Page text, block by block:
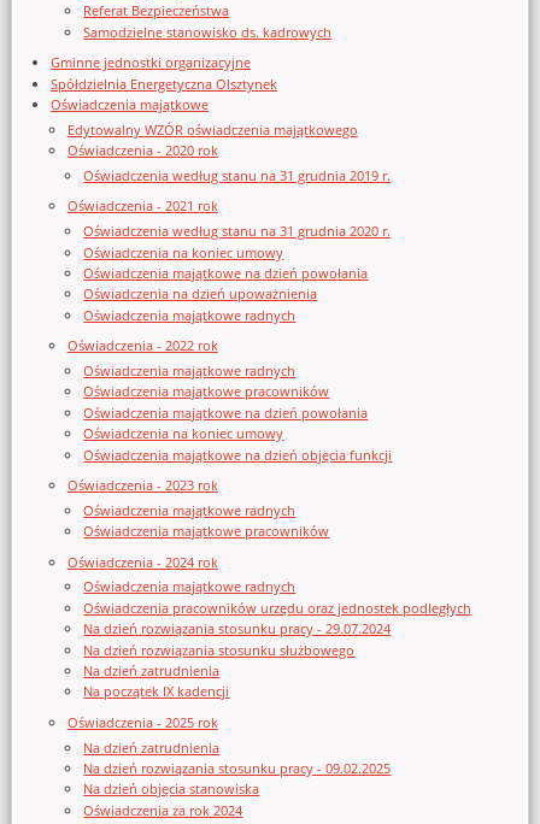
Referat Bezpieczeństwa
Samodzielne stanowisko ds. kadrowych
Gminne jednostki organizacyjne
Spółdzielnia Energetyczna Olsztynek
Oświadczenia majątkowe
Edytowalny WZÓR oświadczenia majątkowego
Oświadczenia - 2020 rok
Oświadczenia według stanu na 31 grudnia 2019 r.
Oświadczenia - 2021 rok
Oświadczenia według stanu na 31 grudnia 2020 r.
Oświadczenia na koniec umowy
Oświadczenia majątkowe na dzień powołania
Oświadczenia na dzień upoważnienia
Oświadczenia majątkowe radnych
Oświadczenia - 2022 rok
Oświadczenia majątkowe radnych
Oświadczenia majątkowe pracowników
Oświadczenia majątkowe na dzień powołania
Oświadczenia na koniec umowy
Oświadczenia majątkowe na dzień objęcia funkcji
Oświadczenia - 2023 rok
Oświadczenia majątkowe radnych
Oświadczenia majątkowe pracowników
Oświadczenia - 2024 rok
Oświadczenia majątkowe radnych
Oświadczenia pracowników urzędu oraz jednostek podległych
Na dzień rozwiązania stosunku pracy - 29.07.2024
Na dzień rozwiązania stosunku służbowego
Na dzień zatrudnienia
Na początek IX kadencji
Oświadczenia - 2025 rok
Na dzień zatrudnienia
Na dzień rozwiązania stosunku pracy - 09.02.2025
Na dzień objęcia stanowiska
Oświadczenia za rok 2024